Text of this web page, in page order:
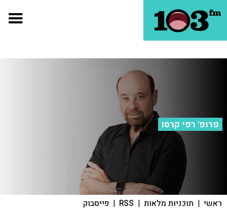
פרופ' רפי קרסו
ראשי | תוכניות מלאות |
RSS
| פייסבוק